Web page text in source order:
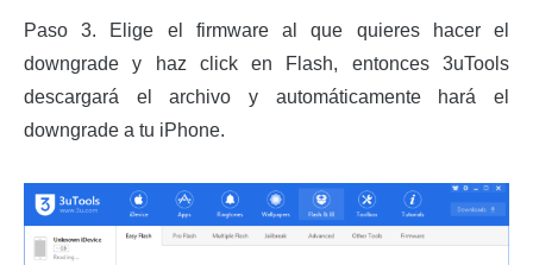
Paso 3. Elige el firmware al que quieres hacer el
downgrade y haz click en Flash, entonces 3uTools
descargará el archivo y automáticamente hará el
downgrade a tu iPhone.